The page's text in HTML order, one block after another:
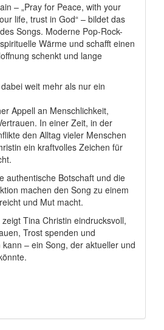
– „Pray for Peace, with your
life, trust in God“ – bildet das
Songs. Moderne Pop-Rock-
Wärme und schafft einen
schenkt und lange
dabei weit mehr als nur ein
Appell an Menschlichkeit,
In einer Zeit, in der
den Alltag vieler Menschen
ein kraftvolles Zeichen für
authentische Botschaft und die
machen den Song zu einem
und Mut macht.
zeigt Tina Christin eindrucksvoll,
Trost spenden und
– ein Song, der aktueller und